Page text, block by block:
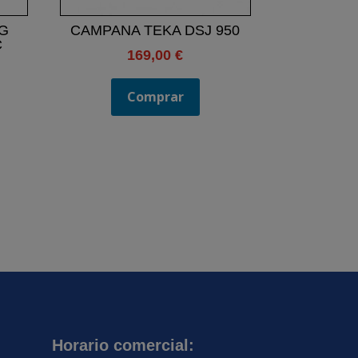
CAMPANA TEKA DSJ 950
169,00€
Comprar
Horario comercial: